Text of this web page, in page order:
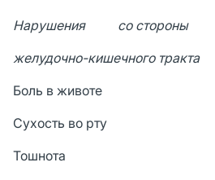
Нарушения со стороны
желудочно-кишечного тракта
Боль в животе
Сухость во рту
Тошнота